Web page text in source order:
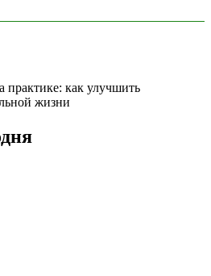
практике: как улучшить
жизни